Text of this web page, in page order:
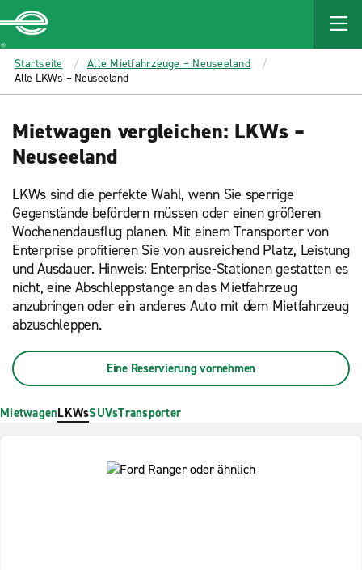
MAIN
CONTENT
Enterprise
Startseite
Alle Mietfahrzeuge – Neuseeland
Alle LKWs – Neuseeland
Mietwagen vergleichen: LKWs –
Neuseeland
LKWs sind die perfekte Wahl, wenn Sie sperrige
Gegenstände befördern müssen oder einen größeren
Wochenendausflug planen. Mit einem Transporter von
Enterprise profitieren Sie von ausreichend Platz, Leistung
und Ausdauer. Hinweis: Enterprise-Stationen gestatten es
nicht, eine Abschleppstange an das Mietfahrzeug
anzubringen oder ein anderes Auto mit dem Mietfahrzeug
abzuschleppen.
Eine Reservierung vornehmen
MietwagenLKWsSUVsTransporter